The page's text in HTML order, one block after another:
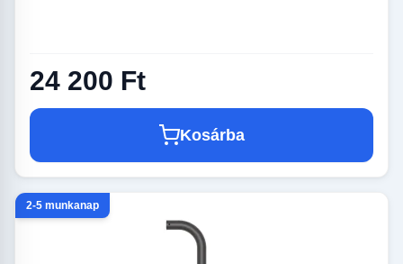
24 200 Ft
Kosárba
2-5 munkanap